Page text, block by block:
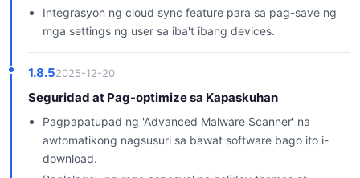
Integrasyon ng cloud sync feature para sa pag-save ng
mga settings ng user sa iba't ibang devices.
1.8.52025-12-20
Seguridad at Pag-optimize sa Kapaskuhan
Pagpapatupad ng 'Advanced Malware Scanner' na
awtomatikong nagsusuri sa bawat software bago ito i-
download.